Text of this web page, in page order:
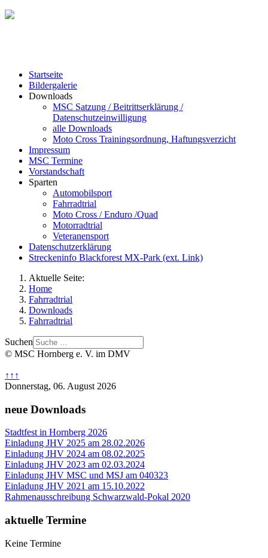
Startseite
Bildergalerie
Downloads
MSC Satzung / Beitrittserklärung /
Datenschutzeinwilligung
alle Downloads
Moto Cross Trainingsordnung, Haftungsverzicht
Impressum
MSC Termine
Vorstandschaft
Sparten
Automobilsport
Fahrradtrial
Moto Cross / Enduro /Quad
Motorradtrial
Veteranensport
Datenschutzerklärung
Streckeninfo Blackforest MX-Park (ext. Link)
Aktuelle Seite:
Home
Fahrradtrial
Downloads
Fahrradtrial
Suchen
© MSC Hornberg e. V. im DMV
↑↑↑
Donnerstag, 06. August 2026
neue Downloads
Stadtfest in Hornberg 2026
Einladung JHV 2025 am 28.02.2026
Einladung JHV 2024 am 08.02.2025
Einladung JHV 2023 am 02.03.2024
Einladung JHV MSC und MSJ am 040323
Einladung JHV 2021 am 15.10.2022
Rahmenausschreibung Schwarzwald-Pokal 2020
aktuelle Termine
Keine Termine